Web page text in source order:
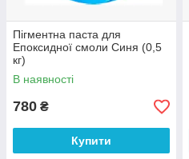
Пігментна паста для
Епоксидної смоли Синя (0,5
кг)
В наявності
780 ₴
Купити